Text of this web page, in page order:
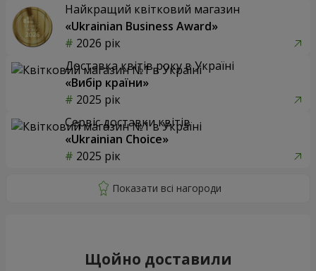
Найкращий квітковий магазин
«Ukrainian Business Award»
2026 рік
Доставка квітів року в Україні
«Вибір країни»
2025 рік
Сервіс доставки квітів
«Ukrainian Choice»
2025 рік
Щойно доставили